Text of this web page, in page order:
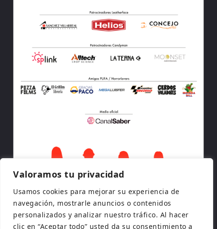
Valoramos tu privacidad
Usamos cookies para mejorar su experiencia de
navegación, mostrarle anuncios o contenidos
personalizados y analizar nuestro tráfico. Al hacer
clic en “Aceptar todo” usted da su consentimiento a